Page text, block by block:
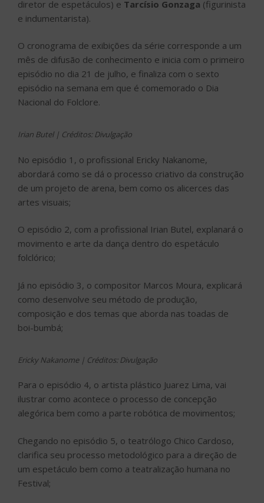
Irian Butel | Créditos: Divulgação
No episódio 1, o profissional Ericky Nakanome,
abordará como se dá o processo criativo da construção
de um projeto de arena, bem como os alicerces das
artes visuais;
movimento e arte da dança dentro do espetáculo
Já no episódio 3, o compositor Marcos Moura, explicará
como desenvolve seu método de produção,
composição e dos temas que aborda nas toadas de
Ericky Nakanome | Créditos: Divulgação
ilustrar como acontece o processo de concepção
alegórica bem como a parte robótica de movimentos;
Chegando no episódio 5, o teatrólogo Chico Cardoso,
um espetáculo bem como a teatralização humana no
Festival;
Jair Ameida | Créditos: Divulgação
explicará como desenvolve figurinos e indumentárias
nas temáticas do espetáculo.
A série contou com incentivos fiscais da Lei de Incentivo